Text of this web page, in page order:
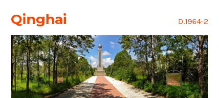
Qinghai D.1964-2